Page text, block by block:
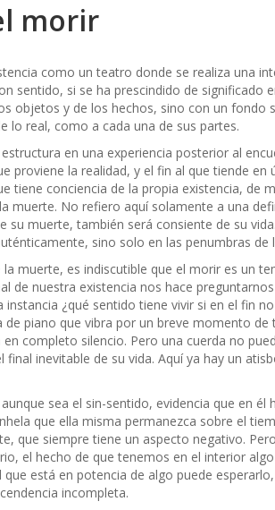
morir
como un teatro donde se realiza una
sentido, si se ha prescindido de significado
objetos y de los hechos, sino con un fondo
real, como a cada una de sus partes.
en una experiencia posterior al
proviene la realidad, y el fin al que tiende
tiene conciencia de la propia existencia, de
muerte. No refiero aquí solamente a una
su muerte, también será consiente de su
sino solo en las penumbras de
muerte, es indiscutible que el morir es un
de nuestra existencia nos hace
¿qué sentido tiene vivir si en el fin
piano que vibra por un breve momento
completo silencio. Pero una cuerda no
inevitable de su vida. Aquí ya hay un
sea el sin-sentido, evidencia que en él
que ella misma permanezca sobre el
que siempre tiene un aspecto negativo.
el hecho de que tenemos en el interior
está en potencia de algo puede
incompleta.